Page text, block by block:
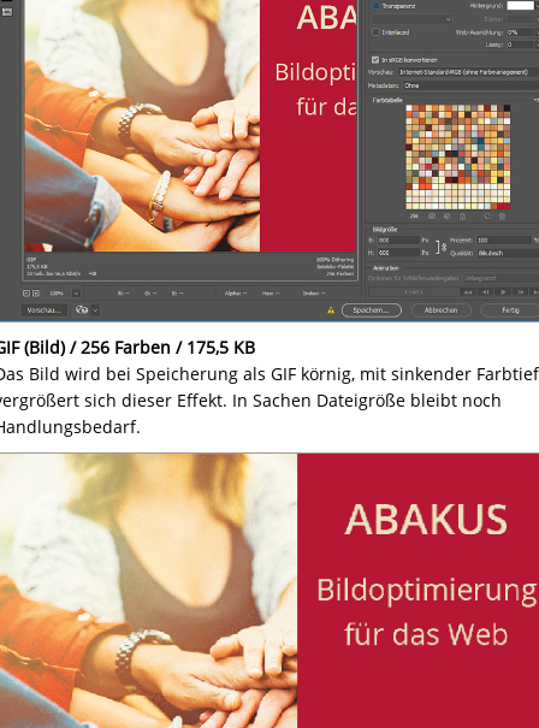
(Bild) / 256 Farben / 175,5 KB
Bild wird bei Speicherung als GIF körnig, mit sinkender
sich dieser Effekt. In Sachen Dateigröße bleibt noch